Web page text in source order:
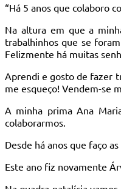
“Há 5 anos que colaboro
Na altura em que a
trabalhinhos que se
Felizmente há muitas
Aprendi e gosto de fazer
me esqueço! Vendem-se
A minha prima Ana
colaborarmos.
Desde há anos que faço
Este ano fiz novamente